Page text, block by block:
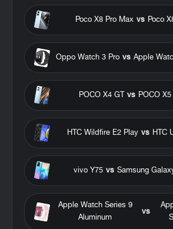
Poco
vs
Poco X8 Pro Max
Apple
vs
Oppo Watch 3 Pro
POCO X5
vs
POCO X4 GT
HTC
vs
HTC Wildfire E2 Play
Samsung
vs
vivo Y75
vs
Apple Watch Series 9
Aluminum